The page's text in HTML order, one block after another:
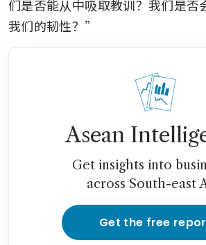
们是否能从中吸取教训？我们是否
我们的韧性？”
Asean
Get insights into
across South-east
Get the free